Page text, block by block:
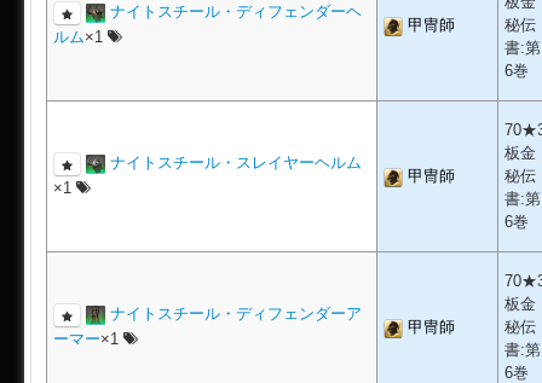
ナイトスチール・ディフェンダーヘ
ルム×1
甲冑師
秘伝
書:第
6巻
ナイトスチール・スレイヤーヘルム
×1
甲冑師
板金
秘伝
書:第
6巻
ナイトスチール・ディフェンダーア
ーマー×1
甲冑師
板金
秘伝
書:第
6巻